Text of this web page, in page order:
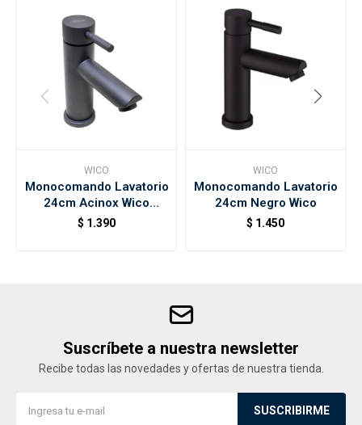
WICO
Monocomando Lavatorio
24cm Acinox Wico
Ceniza
$ 1.390
WICO
Monocomando Lavatorio
24cm Negro Wico
$ 1.450
Suscríbete a nuestra newsletter
Recibe todas las novedades y ofertas de nuestra tienda.
SUSCRIBIRME